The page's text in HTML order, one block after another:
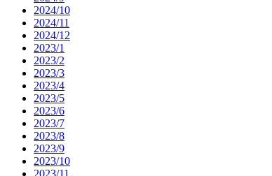
2024/10
2024/11
2024/12
2023/1
2023/2
2023/3
2023/4
2023/5
2023/6
2023/7
2023/8
2023/9
2023/10
2023/11